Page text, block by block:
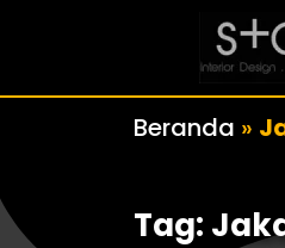
Beranda »
Tag: